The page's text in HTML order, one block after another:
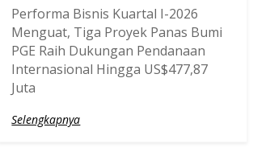
Performa Bisnis Kuartal I-2026
Menguat, Tiga Proyek Panas Bumi
PGE Raih Dukungan Pendanaan
Internasional Hingga US$477,87
Juta
Selengkapnya